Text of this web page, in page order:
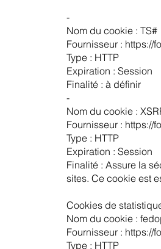
-
Nom du cookie : TS#
Fournisseur : https://
Type : HTTP
Expiration : Session
Finalité : à définir
-
Nom du cookie :
Fournisseur : https://
Type : HTTP
Expiration : Session
Finalité : Assure la
sites. Ce cookie est
Cookies de
Nom du cookie :
Fournisseur : https://
Type : HTTP